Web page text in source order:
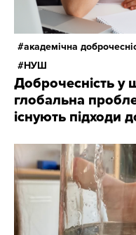
академічна
НУШ
Доброчесність у
глобальна
існують підходи